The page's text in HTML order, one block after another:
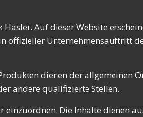
Auf dieser Website
offizieller Unternehmensauftritt
dienen der allgemeinen
andere qualifizierte Stellen.
einzuordnen. Die Inhalte dienen